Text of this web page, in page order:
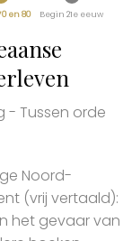
en 80 Begin 21e eeuw
- Tussen orde
Noord-
(vrij vertaald):
het gevaar van